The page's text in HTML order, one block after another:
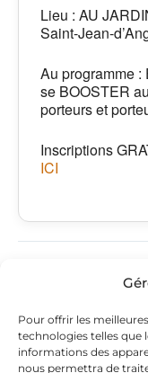
Pour offrir les
technologies telles que
informations des
nous permettra de
Lieu : AU
Saint-Jean-
Au programme :
se BOOSTER
porteurs et
Inscriptions
ICI
Retrouvez-